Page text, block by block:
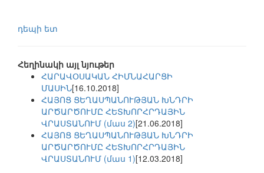
դեպի ետ
Հեղինակի այլ նյութեր
ՀԱՐԱՎՕՍԱԿԱՆ ՀԻՄՆԱՀԱՐՑԻ
ՄԱՍԻՆ[16.10.2018]
ՀԱՅՈՑ ՑԵՂԱՍՊԱՆՈՒԹՅԱՆ ԽՆԴՐԻ
ԱՐԾԱՐԾՈՒՄԸ ՀԵՏԽՈՐՀՐԴԱՅԻՆ
ՎՐԱՍՏԱՆՈՒՄ (մաս 2)[21.06.2018]
ՀԱՅՈՑ ՑԵՂԱՍՊԱՆՈՒԹՅԱՆ ԽՆԴՐԻ
ԱՐԾԱՐԾՈՒՄԸ ՀԵՏԽՈՐՀՐԴԱՅԻՆ
ՎՐԱՍՏԱՆՈՒՄ (մաս 1)[12.03.2018]